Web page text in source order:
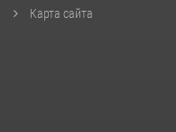
Карта сайта